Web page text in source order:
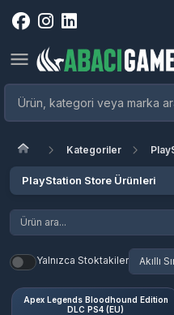
Kategoriler
PlayStation Store Ürünleri
Yalnızca Stoktakiler
Apex Legends Bloodhound Edition
DLC PS4 (EU)